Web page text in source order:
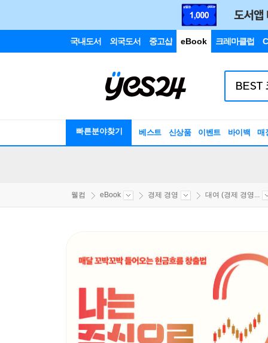
국내도서 외국도서 중고샵 eBook 크레마클럽
빠른분야찾기 베스트 신상품 이벤트 바이백 매
웰컴 eBook 경제 경영 대여 (경제 경영...